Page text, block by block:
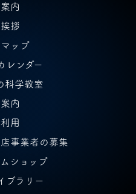
内
拶
ップ
レンダー
科学教室
内
用
事業者の募集
ショップ
ブラリー